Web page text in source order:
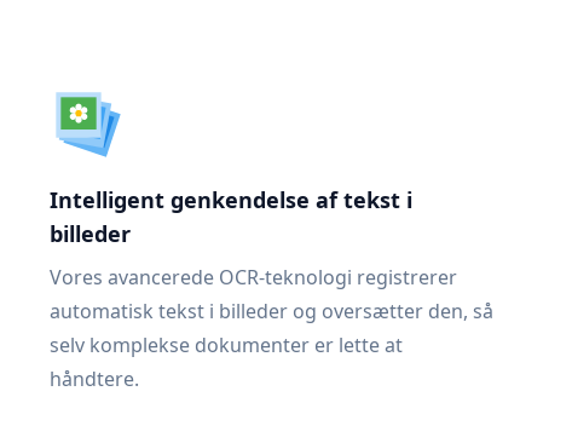
Intelligent genkendelse af tekst i
billeder
Vores avancerede OCR-teknologi registrerer
automatisk tekst i billeder og oversætter den, så
selv komplekse dokumenter er lette at
håndtere.